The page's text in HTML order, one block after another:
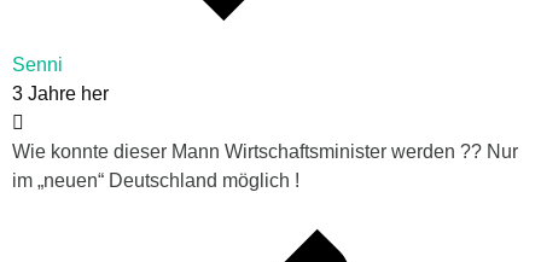
Senni
3 Jahre her
Wie konnte dieser Mann Wirtschaftsminister werden ?? Nur
im „neuen“ Deutschland möglich !